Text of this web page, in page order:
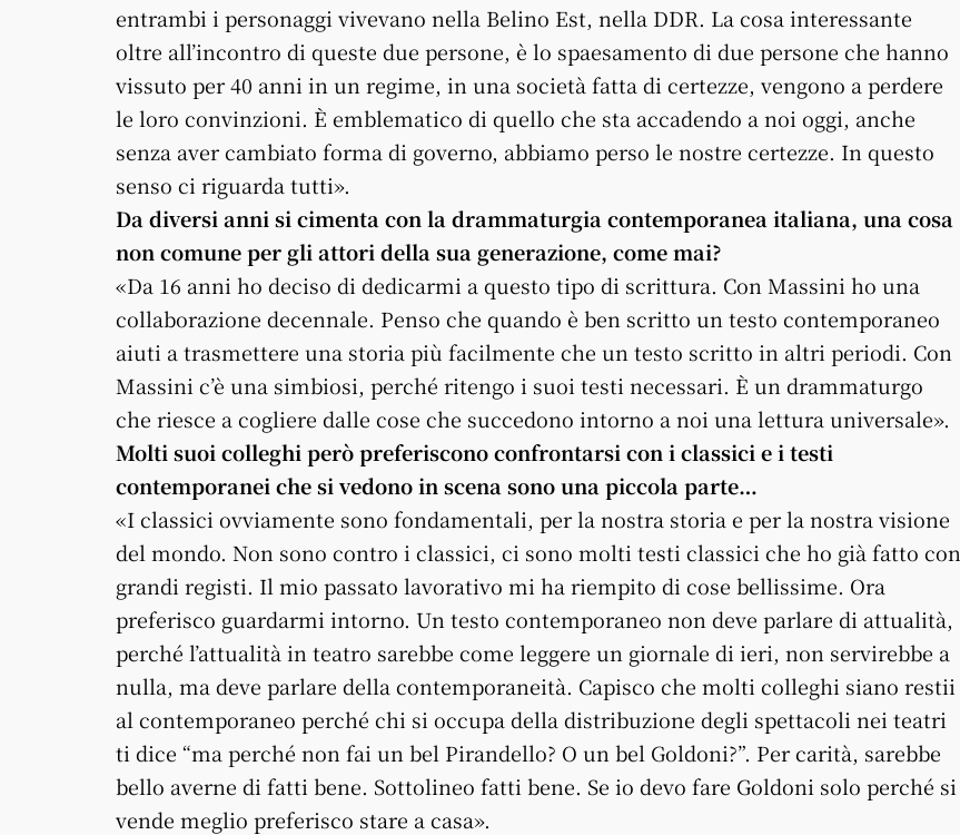
entrambi i personaggi vivevano nella Belino Est, nella DDR. La cosa interessante
oltre all’incontro di queste due persone, è lo spaesamento di due persone che hanno
vissuto per 40 anni in un regime, in una società fatta di certezze, vengono a perdere
le loro convinzioni. È emblematico di quello che sta accadendo a noi oggi, anche
senza aver cambiato forma di governo, abbiamo perso le nostre certezze. In questo
senso ci riguarda tutti».
Da diversi anni si cimenta con la drammaturgia contemporanea italiana, una cosa
non comune per gli attori della sua generazione, come mai?
«Da 16 anni ho deciso di dedicarmi a questo tipo di scrittura. Con Massini ho una
collaborazione decennale. Penso che quando è ben scritto un testo contemporaneo
aiuti a trasmettere una storia più facilmente che un testo scritto in altri periodi. Con
Massini c’è una simbiosi, perché ritengo i suoi testi necessari. È un drammaturgo
che riesce a cogliere dalle cose che succedono intorno a noi una lettura universale».
Molti suoi colleghi però preferiscono confrontarsi con i classici e i testi
contemporanei che si vedono in scena sono una piccola parte…
«I classici ovviamente sono fondamentali, per la nostra storia e per la nostra visione
del mondo. Non sono contro i classici, ci sono molti testi classici che ho già fatto con
grandi registi. Il mio passato lavorativo mi ha riempito di cose bellissime. Ora
preferisco guardarmi intorno. Un testo contemporaneo non deve parlare di attualità,
perché l’attualità in teatro sarebbe come leggere un giornale di ieri, non servirebbe a
nulla, ma deve parlare della contemporaneità. Capisco che molti colleghi siano restii
al contemporaneo perché chi si occupa della distribuzione degli spettacoli nei teatri
ti dice “ma perché non fai un bel Pirandello? O un bel Goldoni?”. Per carità, sarebbe
bello averne di fatti bene. Sottolineo fatti bene. Se io devo fare Goldoni solo perché si
vende meglio preferisco stare a casa».